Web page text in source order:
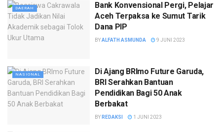
DAERAH
Bank Konvensional Pergi, Pelajar
Aceh Terpaksa ke Sumut Tarik
Dana PIP
BYALFATH ASMUNDA 9 JUNI 2023
NASIONAL
Di Ajang BRImo Future Garuda,
BRI Serahkan Bantuan
Pendidikan Bagi 50 Anak
Berbakat
BY REDAKSI 1 JUNI 2023